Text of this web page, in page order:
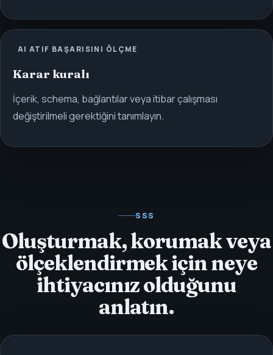
AI ATIF BAŞARISINI ÖLÇME
Karar kuralı
İçerik, schema, bağlantılar veya itibar çalışması
değiştirilmeli gerektiğini tanımlayın.
SSS
Oluşturmak, korumak veya
ölçeklendirmek için neye
ihtiyacınız olduğunu
anlatın.